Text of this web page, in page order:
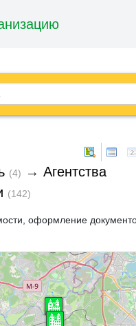
(4) → Агентства
(142)
оформление